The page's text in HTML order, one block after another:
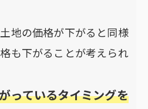
地の価格が下がると同様
も下がることが考えられ
っているタイミングを